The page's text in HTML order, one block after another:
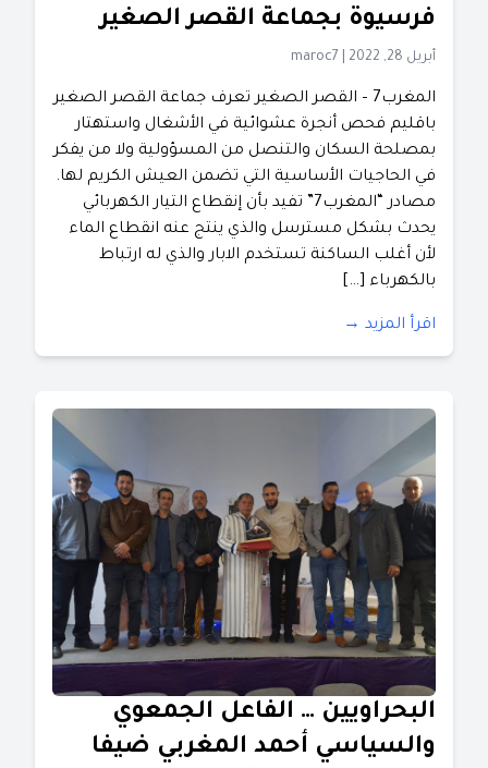
فرسيوة بجماعة القصر الصغير
أبريل 28, 2022 maroc7
المغرب7 – القصر الصغير تعرف جماعة القصر الصغير
باقليم فحص أنجرة عشوائية في الأشغال واستهتار
بمصلحة السكان والتنصل من المسؤولية ولا من يفكر
في الحاجيات الأساسية التي تضمن العيش الكريم لها.
مصادر “المغرب7” تفيد بأن إنقطاع التيار الكهربائي
يحدث بشكل مسترسل والذي ينتج عنه انقطاع الماء
لأن أغلب الساكنة تستخدم الابار والذي له ارتباط
بالكهرباء […]
اقرأ المزيد →
البحراويين … الفاعل الجمعوي
والسياسي أحمد المغربي ضيفا